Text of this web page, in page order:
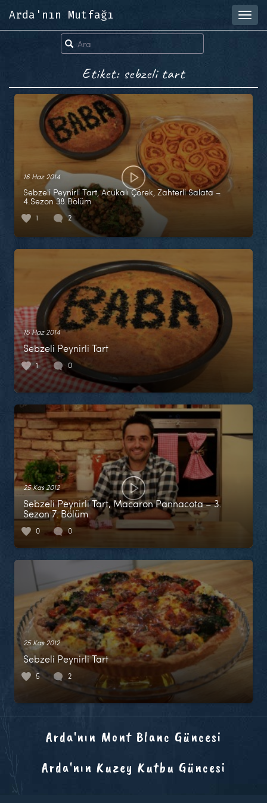
Arda'nın Mutfağı
Etiket: sebzeli tart
16 Haz 2014
Sebzeli Peynirli Tart, Acukalı Çörek, Zahterli Salata –
4.Sezon 38.Bölüm
1 2
15 Haz 2014
Sebzeli Peynirli Tart
1 0
25 Kas 2012
Sebzeli Peynirli Tart, Macaron Pannacota – 3.
Sezon 7. Bölüm
0 0
25 Kas 2012
Sebzeli Peynirli Tart
5 2
Arda'nın Mont Blanc Güncesi
Arda'nın Kuzey Kutbu Güncesi